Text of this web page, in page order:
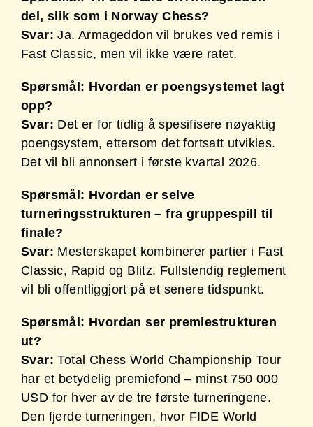
del, slik som i Norway Chess?
Svar: Ja. Armageddon vil brukes ved remis i
Fast Classic, men vil ikke være ratet.
Spørsmål: Hvordan er poengsystemet lagt
opp?
Svar: Det er for tidlig å spesifisere nøyaktig
poengsystem, ettersom det fortsatt utvikles.
Det vil bli annonsert i første kvartal 2026.
Spørsmål: Hvordan er selve
turneringsstrukturen – fra gruppespill til
finale?
Svar: Mesterskapet kombinerer partier i Fast
Classic, Rapid og Blitz. Fullstendig reglement
vil bli offentliggjort på et senere tidspunkt.
Spørsmål: Hvordan ser premiestrukturen
ut?
Svar: Total Chess World Championship Tour
har et betydelig premiefond – minst 750 000
USD for hver av de tre første turneringene.
Den fjerde turneringen, hvor FIDE World